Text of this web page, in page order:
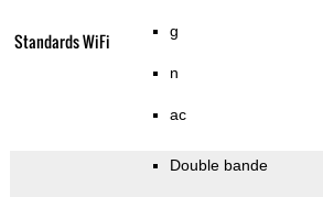
Standards WiFi g
n
ac
Double bande